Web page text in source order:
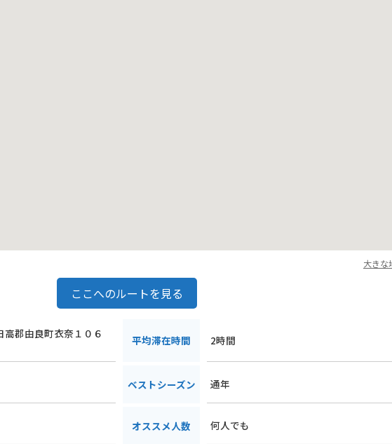
大きな
ここへのルートを見る
郡由良町衣奈１０６
平均滞在時間 2時間
ベストシーズン 通年
オススメ人数 何人でも